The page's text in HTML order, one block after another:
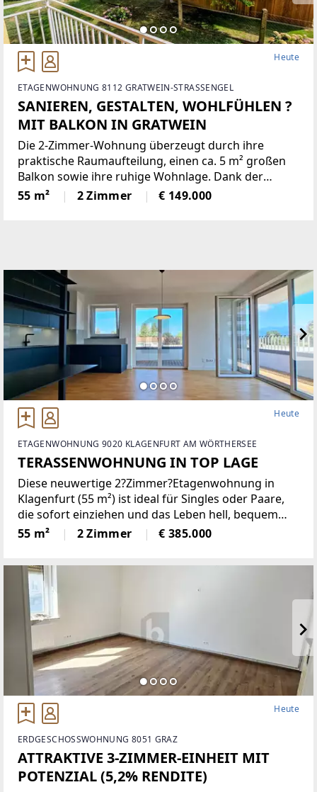
Heute
ETAGENWOHNUNG 8112 GRATWEIN-STRASSENGEL
SANIEREN, GESTALTEN, WOHLFÜHLEN ?
MIT BALKON IN GRATWEIN
Die 2-Zimmer-Wohnung überzeugt durch ihre
praktische Raumaufteilung, einen ca. 5 m² großen
Balkon sowie ihre ruhige Wohnlage. Dank der
östlichen Ausrichtung werden die Wohnräume
bereits in den Morgenstunden mit viel Tageslicht
55 m² 2 Zimmer € 149.000
Heute
ETAGENWOHNUNG 9020 KLAGENFURT AM WÖRTHERSEE
TERASSENWOHNUNG IN TOP LAGE
Diese neuwertige 2?Zimmer?Etagenwohnung in
Klagenfurt (55 m²) ist ideal für Singles oder Paare,
die sofort einziehen und das Leben hell, bequem
und naturnah genießen möchten. Die südöstliche
Ausrichtung sorgt für lichtdurchflutete Räume, die
55 m² 2 Zimmer € 385.000
Heute
ERDGESCHOSSWOHNUNG 8051 GRAZ
ATTRAKTIVE 3-ZIMMER-EINHEIT MIT
POTENZIAL (5,2% RENDITE)